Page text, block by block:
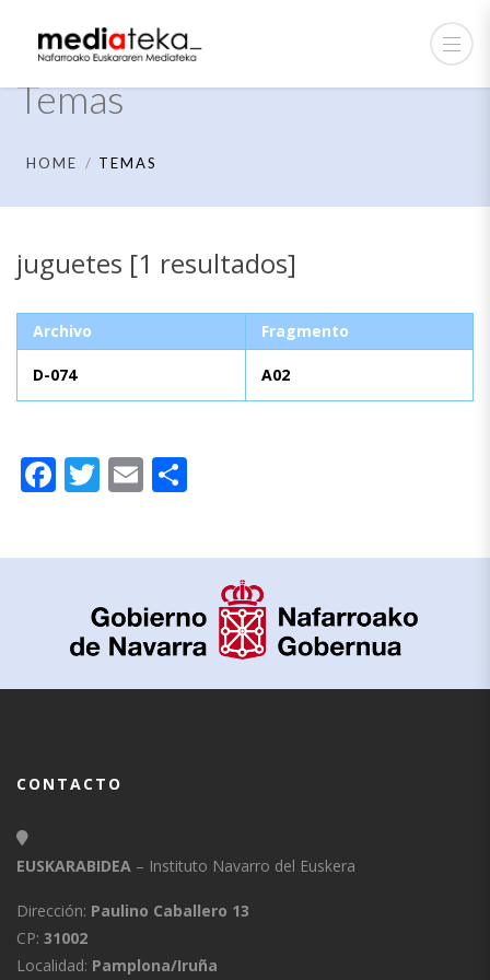
Temas
HOME TEMAS
juguetes [1 resultados]
Archivo Fragmento
D-074 A02
Facebook
Twitter
Email
CONTACTO
EUSKARABIDEA – Instituto Navarro del Euskera
Dirección: Paulino Caballero 13
CP: 31002
Localidad: Pamplona/Iruña